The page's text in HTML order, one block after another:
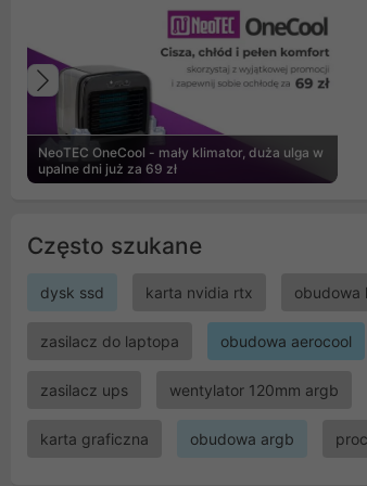
NeoTEC OneCool - mały klimator, duża ulga w
upalne dni już za 69 zł
Poprzedni
Często szukane
dysk ssd karta nvidia rtx obudowa
zasilacz do laptopa obudowa aerocool
zasilacz ups wentylator 120mm argb
karta graficzna obudowa argb